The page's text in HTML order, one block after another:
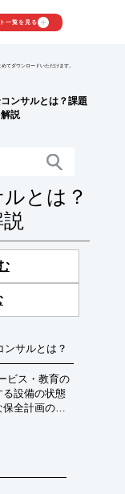
一覧を見る
てダウンロードいただけます。
ンサルとは？課題
説
とは？
サルとは？
ビス・教育の
る設備の状態
全計画の策
設備の予期
全性の確保
築を支援し